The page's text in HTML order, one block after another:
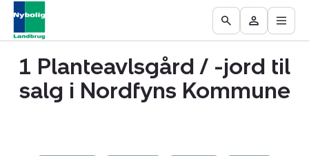
Ejendomme
til
Find
mægler
Få
vurderet
ejendom
Go
to
the
Search
page
Besøg
Mit
område
Åbn
1 Planteavlsgård / -jord til
salg i Nordfyns Kommune